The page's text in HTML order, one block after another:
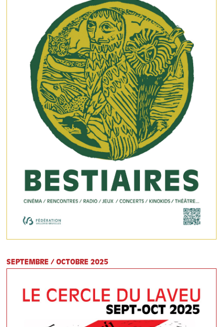
SEPTEMBRE / OCTOBRE 2025